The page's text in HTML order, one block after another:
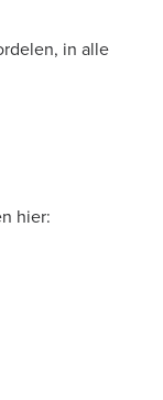
in alle
hier: